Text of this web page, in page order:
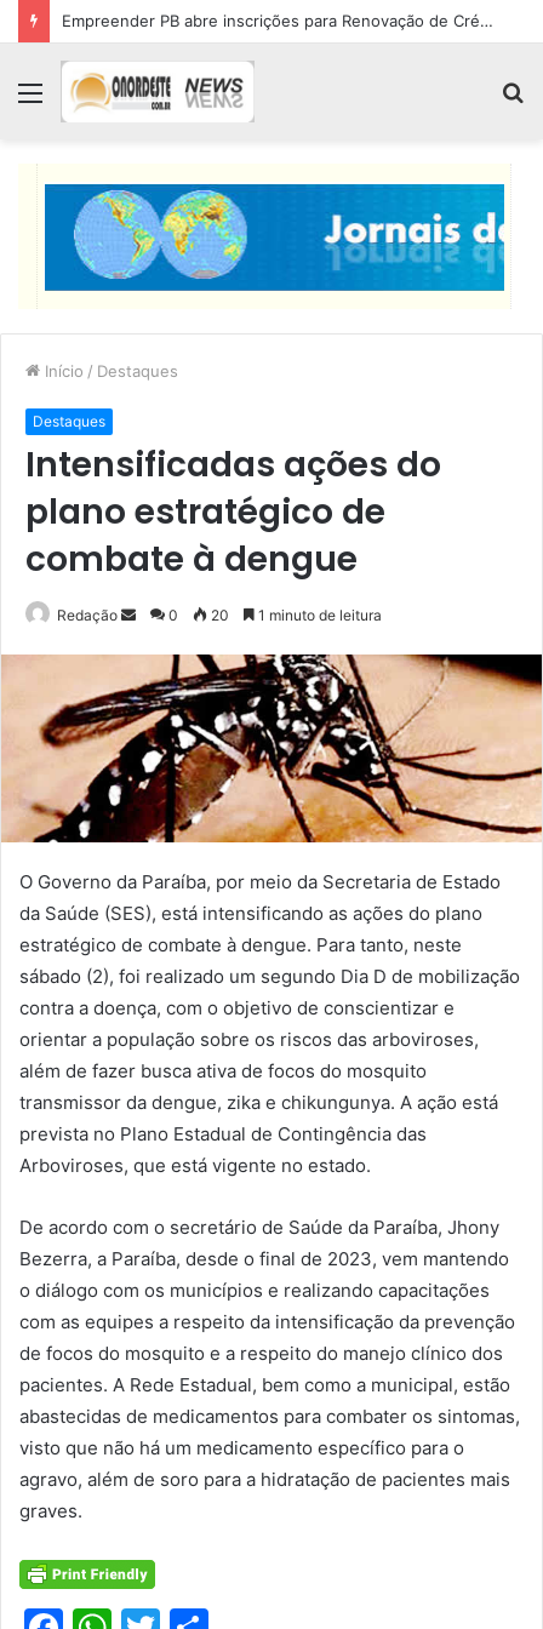
Empreender PB abre inscrições para Renovação de Crédito
Menu
Início / Destaques
Destaques
Intensificadas ações do
plano estratégico de
combate à dengue
Redação
Mande
mail
0 20 1 minuto de leitura
O Governo da Paraíba, por meio da Secretaria de Estado
da Saúde (SES), está intensificando as ações do plano
estratégico de combate à dengue. Para tanto, neste
sábado (2), foi realizado um segundo Dia D de mobilização
contra a doença, com o objetivo de conscientizar e
orientar a população sobre os riscos das arboviroses,
além de fazer busca ativa de focos do mosquito
transmissor da dengue, zika e chikungunya. A ação está
prevista no Plano Estadual de Contingência das
Arboviroses, que está vigente no estado.
De acordo com o secretário de Saúde da Paraíba, Jhony
Bezerra, a Paraíba, desde o final de 2023, vem mantendo
o diálogo com os municípios e realizando capacitações
com as equipes a respeito da intensificação da prevenção
de focos do mosquito e a respeito do manejo clínico dos
pacientes. A Rede Estadual, bem como a municipal, estão
abastecidas de medicamentos para combater os sintomas,
visto que não há um medicamento específico para o
agravo, além de soro para a hidratação de pacientes mais
graves.